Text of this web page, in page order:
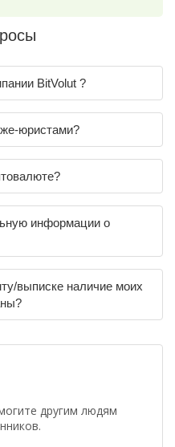
BitVolut ?
юристами?
информации о
выписке наличие моих
другим людям